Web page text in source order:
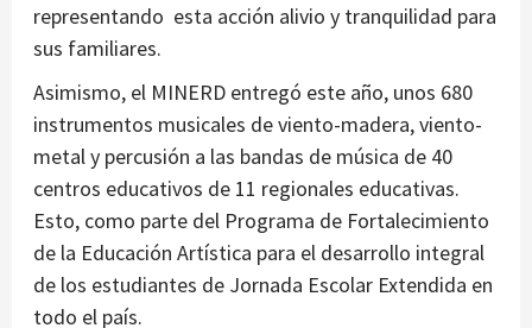
representando esta acción alivio y tranquilidad para
sus familiares.
Asimismo, el MINERD entregó este año, unos 680
instrumentos musicales de viento-madera, viento-
metal y percusión a las bandas de música de 40
centros educativos de 11 regionales educativas.
Esto, como parte del Programa de Fortalecimiento
de la Educación Artística para el desarrollo integral
de los estudiantes de Jornada Escolar Extendida en
todo el país.